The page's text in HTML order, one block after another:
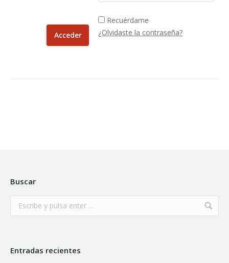
Recuérdame
¿Olvidaste la contraseña?
Buscar
Entradas recientes